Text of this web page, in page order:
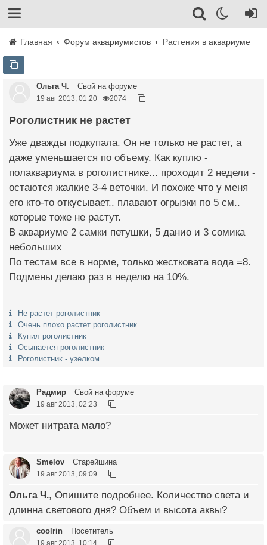
Главная Форум аквариумистов Растения в аквариуме
Ольга Ч. Свой на форуме
19 авг 2013, 01:20 2074
Роголистник не растет
Уже дважды подкупала. Он не только не растет, а
даже уменьшается по объему. Как куплю -
полаквариума в роголистнике... проходит 2 недели -
остаются жалкие 3-4 веточки. И похоже что у меня
его кто-то откусывает.. плавают огрызки по 5 см..
которые тоже не растут.
В аквариуме 2 самки петушки, 5 данио и 3 сомика
небольших
По тестам все в норме, только жестковата вода =8.
Подмены делаю раз в неделю на 10%.
Не растет роголистник
Очень плохо растет роголистник
Купил роголистник
Осыпается роголистник
Роголистник - узелком
Радмир Свой на форуме
19 авг 2013, 02:23
Может нитрата мало?
Smelov Старейшина
19 авг 2013, 09:09
Ольга Ч., Опишите подробнее. Количество света и
длинна светового дня? Объем и высота аквы?
coolrin Посетитель
19 авг 2013, 10:14